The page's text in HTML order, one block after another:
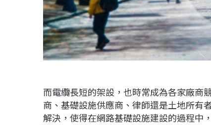
而電纜長短的架設，也時常成為各家廠商
商、基礎設施供應商、律師還是土地所有
解決，使得在網路基礎設施建設的過程中